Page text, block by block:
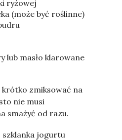
ryżowej
(może być roślinne)
lub masło klarowane
krótko zmiksować na
nie musi
smażyć od razu.
szklanka jogurtu